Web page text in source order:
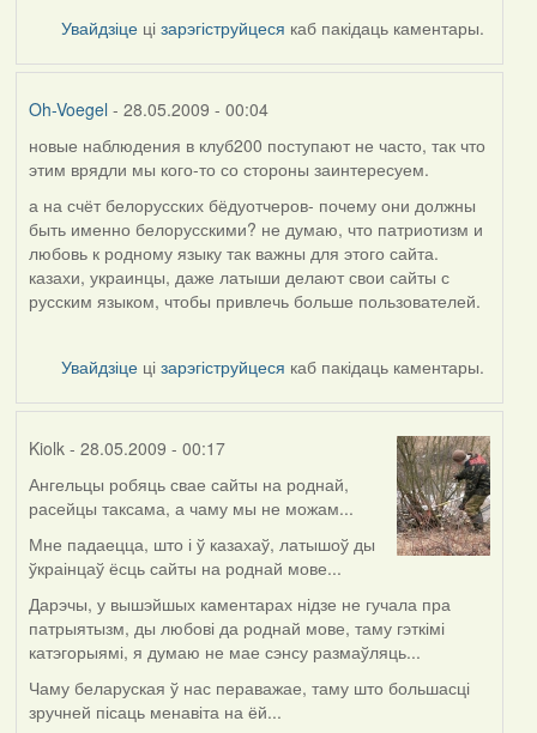
Увайдзіце цізарэгіструйцеся каб пакідаць каментары.
Oh-Voegel - 28.05.2009 - 00:04
In
reply
to
by
Harrier
новые наблюдения в клуб200 поступают не часто, так что
этим врядли мы кого-то со стороны заинтересуем.
а на счёт белорусских бёдуотчеров- почему они должны
быть именно белорусскими? не думаю, что патриотизм и
любовь к родному языку так важны для этого сайта.
казахи, украинцы, даже латыши делают свои сайты с
русским языком, чтобы привлечь больше пользователей.
Увайдзіце цізарэгіструйцеся каб пакідаць каментары.
Kiolk- 28.05.2009 - 00:17
In
reply
to
by
Voegel
Ангельцы робяць свае сайты на роднай,
расейцы таксама, а чаму мы не можам...
Мне падаецца, што і ў казахаў, латышоў ды
ўкраінцаў ёсць сайты на роднай мове...
Дарэчы, у вышэйшых каментарах нідзе не гучала пра
патрыятызм, ды любові да роднай мове, таму гэткімі
катэгорыямі, я думаю не мае сэнсу размаўляць...
Чаму беларуская ў нас пераважае, таму што большасці
зручней пісаць менавіта на ёй...